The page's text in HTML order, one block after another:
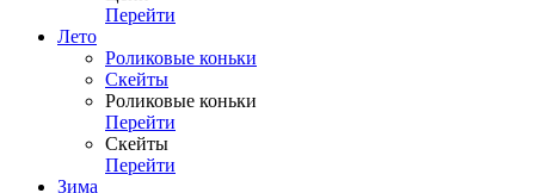
Перейти
Лето
Роликовые коньки
Скейты
Роликовые коньки
Перейти
Скейты
Перейти
Зима